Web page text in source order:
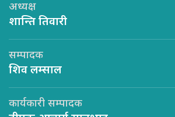
अध्यक्ष
शान्ति तिवारी
सम्पादक
शिव लम्साल
कार्यकारी सम्पादक